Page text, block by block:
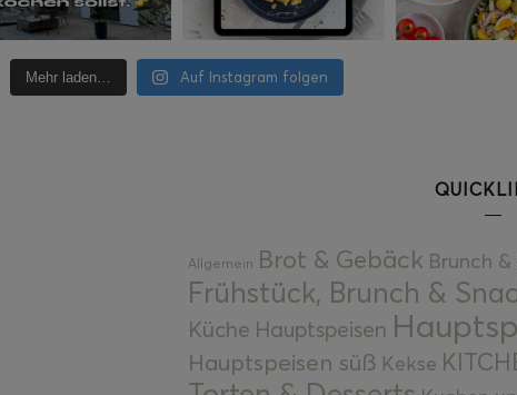
Mehr laden… Auf Instagram folgen
Allgemein Brot & Gebäck Brunch &
Frühstück, Brunch &
Küche Hauptspeisen
Hauptspeisen süß Kekse